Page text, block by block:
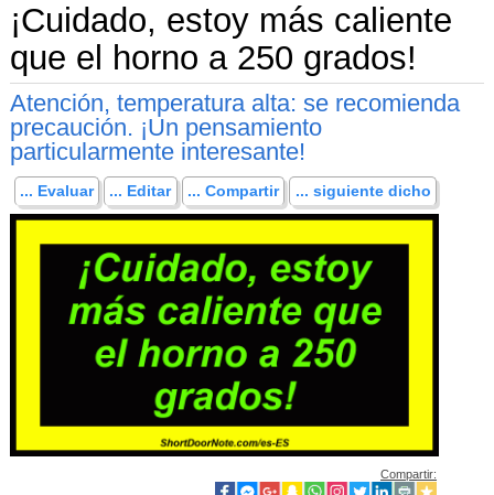
¡Cuidado, estoy más caliente
que el horno a 250 grados!
Atención, temperatura alta: se recomienda
precaución. ¡Un pensamiento
particularmente interesante!
... Evaluar ... Editar ... Compartir ... siguiente dicho
Compartir: